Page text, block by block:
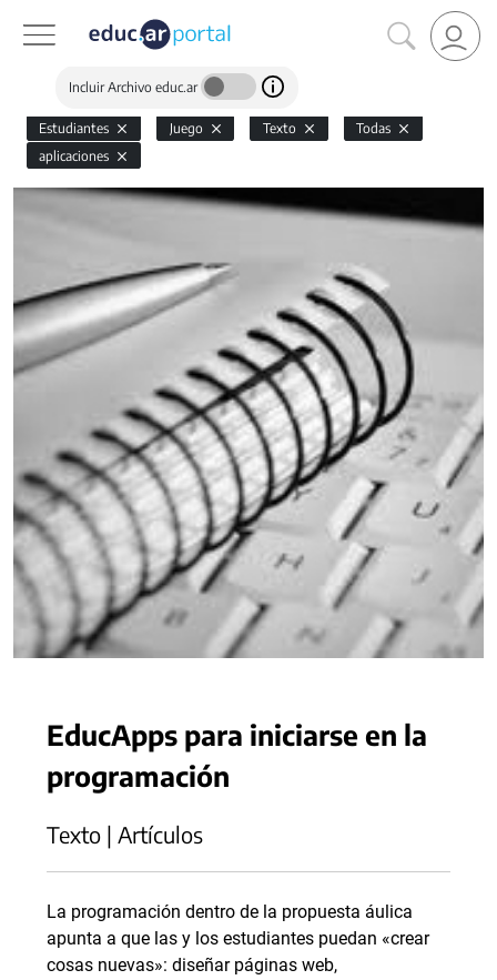
Incluir Archivo educ.ar
Estudiantes Juego Texto
Todas
aplicaciones
EducApps para iniciarse en la
programación
Texto | Artículos
La programación dentro de la propuesta áulica
apunta a que las y los estudiantes puedan «crear
cosas nuevas»: diseñar páginas web,